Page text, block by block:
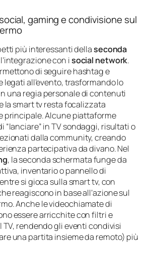
gaming e condivisione sul
più interessanti dellaseconda
con isocial network.
di seguire hashtag e
legati all’evento, trasformando lo
una regia personale di contenuti
la smart tv resta focalizzata
principale. Alcune piattaforme
“lanciare” in TV sondaggi, risultati o
dalla community, creando
partecipativa da divano. Nel
, la seconda schermata funge da
inventario o pannello di
si gioca sulla smart tv, con
reagiscono in base all’azione sul
Anche le videochiamate di
essere arricchite con filtri e
TV, rendendo gli eventi condivisi
una partita insieme da remoto) più